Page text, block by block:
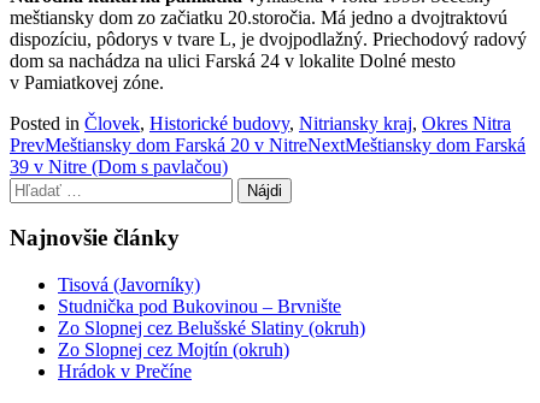
meštiansky dom zo začiatku 20.storočia. Má jedno a dvojtraktovú
dispozíciu, pôdorys v tvare L, je dvojpodlažný. Priechodový radový
dom sa nachádza na ulici Farská 24 v lokalite Dolné mesto
v Pamiatkovej zóne.
Posted in Človek, Historické budovy, Nitriansky kraj, Okres Nitra
Post
navigation
PrevMeštiansky dom Farská 20 v NitreNextMeštiansky dom Farská
39 v Nitre (Dom s pavlačou)
Hľadať:
Najnovšie články
Tisová (Javorníky)
Studnička pod Bukovinou – Brvnište
Zo Slopnej cez Belušské Slatiny (okruh)
Zo Slopnej cez Mojtín (okruh)
Hrádok v Prečíne